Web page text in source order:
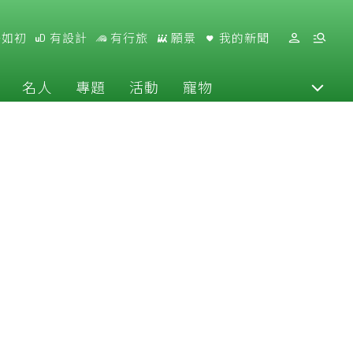
初 有設計 有行旅 願景 我的新聞
名人 專題 活動 寵物